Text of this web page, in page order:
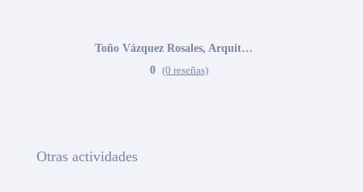
Toño Vázquez Rosales, Arquitecto
0 (0 reseñas)
Otras actividades